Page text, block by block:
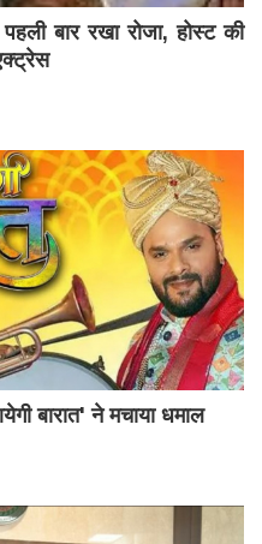
बार रखा रोजा, होस्ट की
बारात' ने मचाया धमाल